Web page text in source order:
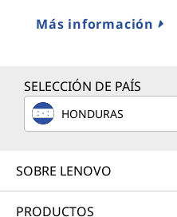
Más información
SELECCIÓN DE PAÍS
HONDURAS
SOBRE LENOVO
PRODUCTOS